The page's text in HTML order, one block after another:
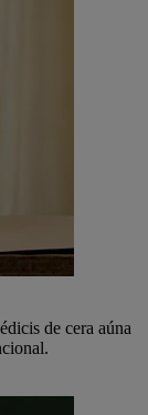
de cera aúna